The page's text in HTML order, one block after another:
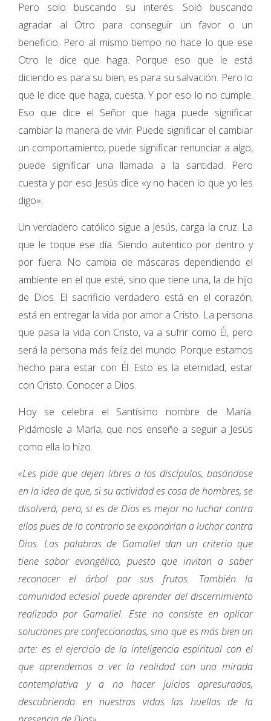
Pero solo buscando su interés. Soló buscando
agradar al Otro para conseguir un favor o un
beneficio. Pero al mismo tiempo no hace lo que ese
Otro le dice que haga. Porque eso que le está
diciendo es para su bien, es para su salvación. Pero lo
que le dice que haga, cuesta. Y por eso lo no cumple.
Eso que dice el Señor que haga puede significar
cambiar la manera de vivir. Puede significar el cambiar
un comportamiento, puede significar renunciar a algo,
puede significar una llamada a la santidad. Pero
cuesta y por eso Jesús dice «y no hacen lo que yo les
digo».
Un verdadero católico sigue a Jesús, carga la cruz. La
que le toque ese día. Siendo autentico por dentro y
por fuera. No cambia de máscaras dependiendo el
ambiente en el que esté, sino que tiene una, la de hijo
de Dios. El sacrificio verdadero está en el corazón,
está en entregar la vida por amor a Cristo. La persona
que pasa la vida con Cristo, va a sufrir como Él, pero
será la persona más feliz del mundo. Porque estamos
hecho para estar con Él. Esto es la eternidad, estar
con Cristo. Conocer a Dios.
Hoy se celebra el Santísimo nombre de María.
Pidámosle a María, que nos enseñe a seguir a Jesús
como ella lo hizo.
«Les pide que dejen libres a los discípulos, basándose
en la idea de que, si su actividad es cosa de hombres, se
disolverá; pero, si es de Dios es mejor no luchar contra
ellos pues de lo contrario se expondrían a luchar contra
Dios. Las palabras de Gamaliel dan un criterio que
tiene sabor evangélico, puesto que invitan a saber
reconocer el árbol por sus frutos. También la
comunidad eclesial puede aprender del discernimiento
realizado por Gamaliel. Este no consiste en aplicar
soluciones pre confeccionadas, sino que es más bien un
arte: es el ejercicio de la inteligencia espiritual con el
que aprendemos a ver la realidad con una mirada
contemplativa y a no hacer juicios apresurados,
descubriendo en nuestras vidas las huellas de la